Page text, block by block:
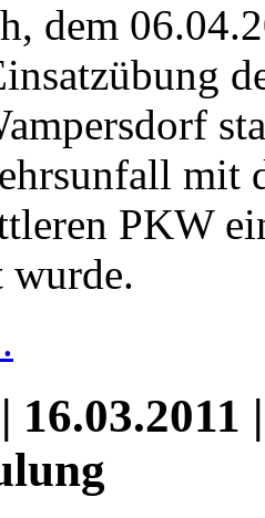
dem
mit
PKW
wurde.